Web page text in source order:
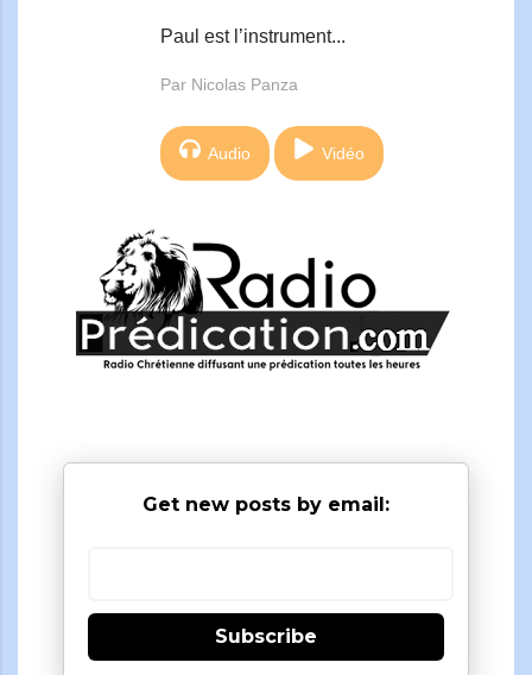
Paul est l’instrument...
Par Nicolas Panza
Audio Vidéo
Get new posts by email:
Subscribe